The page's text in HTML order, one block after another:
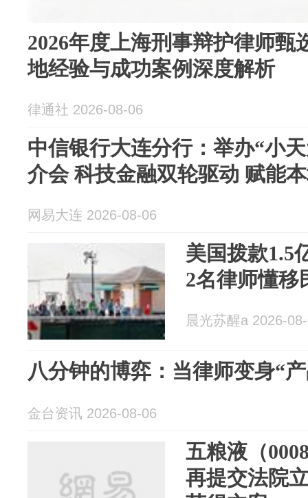
2026年度上海刑事辩护律师
地经验与成功案例深度解析
律通社 2026-08-06
中信银行大连分行：举办“小
介会 科技金融双轮驱动 赋能
网易大连 2026-08-06
美国拨款1.5
2名律师懂移
晨光苏醒a 2026-
八分钟的博弈：当律师变身“
金台资讯 2026-08-06
五粮液（
再提交法院